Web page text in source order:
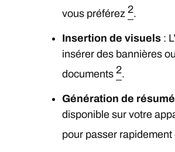
vous préférez 2.
Insertion de visuels :
insérer des bannières
documents 2.
Génération de
disponible sur votre
pour passer